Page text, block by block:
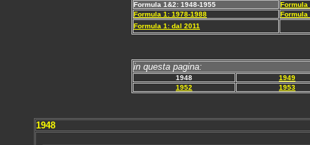
Formula 1&2: 1948-1955
Formula
Formula 1: 1978-1988
Formula
Formula 1: dal 2011
in questa pagina:
1948
1949
1952
1953
1948